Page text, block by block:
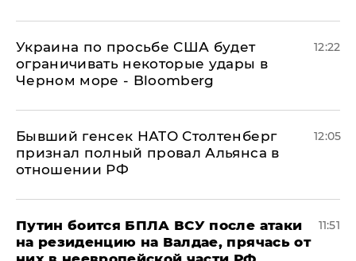
Украина по просьбе США будет
ограничивать некоторые удары в
Черном море - Bloomberg
12:22
Бывший генсек НАТО Столтенберг
признал полный провал Альянса в
отношении РФ
12:05
Путин боится БПЛА ВСУ после атаки
на резиденцию на Валдае, прячась от
11:51